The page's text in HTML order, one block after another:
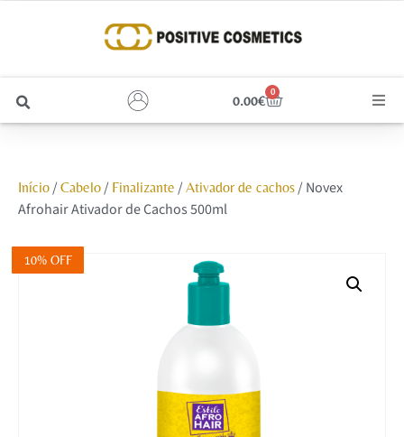
0.00€
0
Unhas
Início/ Cabelo/ Finalizante / Ativador de cachos/ Novex
Afrohair Ativador de Cachos 500ml
10% OFF